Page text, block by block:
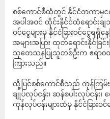
စစ်ကောင်စီထံတွင် နိုင်ငံတကာမှငလ
အပါအဝင် ထိုင်းနိုင်ငံထံရောင်း
ဝင်ငွေများမှ နိုင်ငံခြားဝင်ငွေ
အများအပြား ထုတ်ရောင်းနိုင်ခြင်း
သုတေသနပြုသူတစ်ဦးက ဧရာ၀
ကြားသည်။
ထို့ပြင်စစ်ကောင်စီသည် ကုန်ကြမ်
ချုပ်လုပ်ငန်း၊ ဆန်စပါးလုပ်ငန်း
ကုန်လုပ်ငန်းများထံမှ နိုင်ငံခြား